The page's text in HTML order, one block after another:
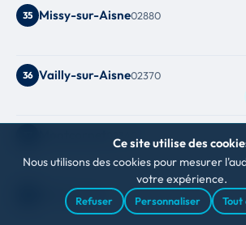
35 Missy-sur-Aisne02880
36 Vailly-sur-Aisne02370
Buire02500
Ce site utilise des
Nous utilisons des cookies pour mesurer
votre expérience.
Refuser Personnaliser